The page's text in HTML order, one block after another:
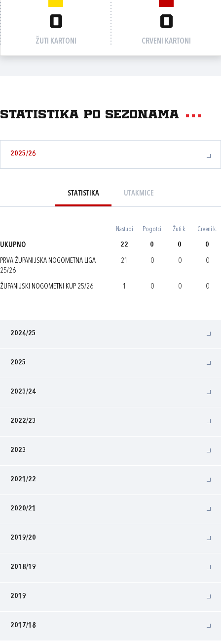
0
ŽUTI KARTONI
0
CRVENI KARTONI
Statistika po sezonama
2025/26
STATISTIKA UTAKMICE
Nastupi Pogotci Žuti k. Crveni k.
UKUPNO 22 0 0 0
PRVA ŽUPANIJSKA NOGOMETNA LIGA
25/26
21 0 0 0
ŽUPANIJSKI NOGOMETNI KUP 25/26 1 0 0 0
2024/25
2025
2023/24
2022/23
2023
2021/22
2020/21
2019/20
2018/19
2019
2017/18